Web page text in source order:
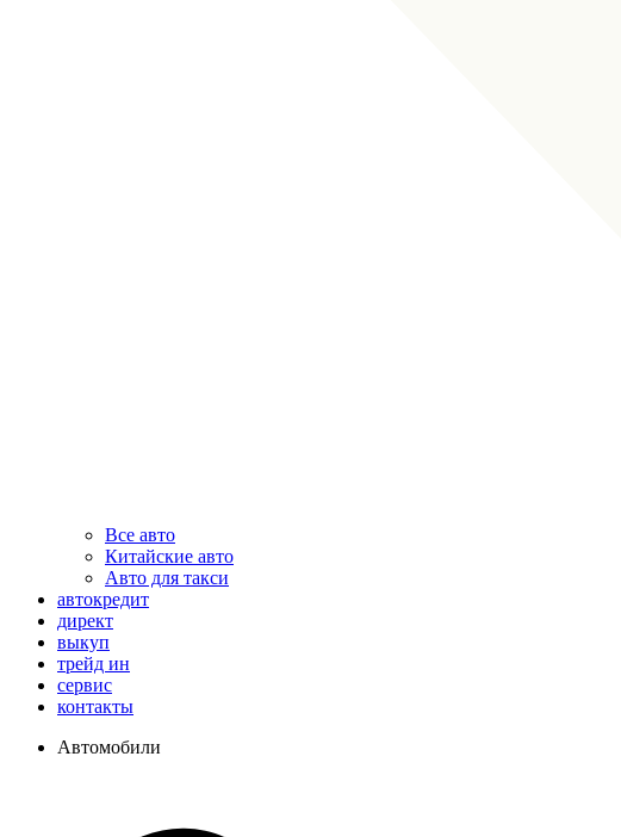
Все авто
Китайские авто
Авто для такси
автокредит
директ
выкуп
трейд ин
сервис
контакты
Автомобили